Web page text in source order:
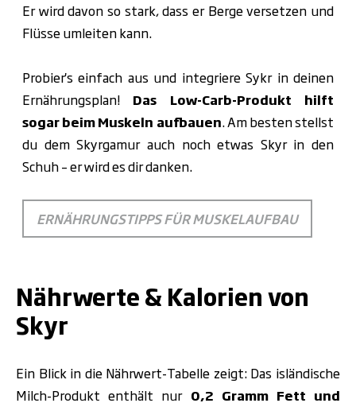
Er wird davon so stark, dass er Berge versetzen und
Flüsse umleiten kann.
Probier's einfach aus und integriere Sykr in deinen
Ernährungsplan! Das Low-Carb-Produkt hilft
sogar beim Muskeln aufbauen. Am besten stellst
du dem Skyrgamur auch noch etwas Skyr in den
Schuh–er wird es dir danken.
ERNÄHRUNGSTIPPS FÜR MUSKELAUFBAU
Nährwerte & Kalorien von
Skyr
Ein Blick in die Nährwert-Tabelle zeigt: Das isländische
Milch-Produkt enthält nur 0,2 Gramm Fett und